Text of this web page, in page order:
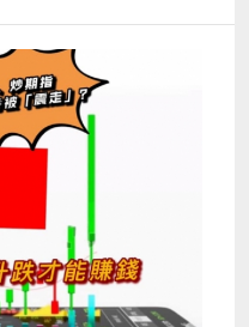
做Backtesting 如何利用
股及港股 股票期權每月
連接證券行
69091306 或電郵